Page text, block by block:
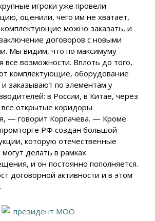
игроки уже провели
оценили, чего им не хватает,
комплектующие можно заказать, и
договоров с новыми
Мы видим, что по максимуму
все возможности. Вплоть до того,
комплектующие, оборудование
и заказывают по элементам у
в России, в Китае, через
открытые коридоры
— говорит Корпачева. — Кроме
РФ создан большой
которую отечественные
делать в рамках
и он постоянно пополняется.
договорной активности и в этом